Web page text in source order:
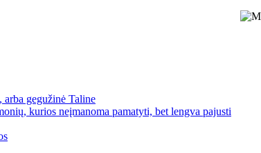
arba gegužinė Taline
kurios neįmanoma pamatyti, bet lengva pajusti